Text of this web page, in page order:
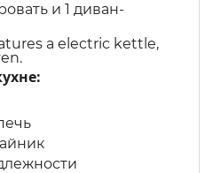
и 1 диван-
a electric kettle,